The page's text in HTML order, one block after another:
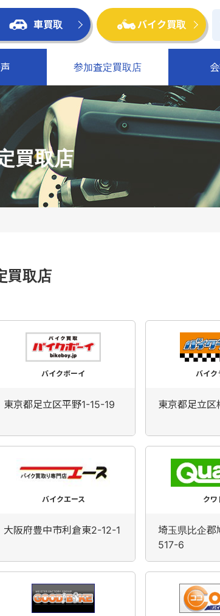
車買取 バイク買取
参加査定買取店
買取店
買取店
バイクボーイ
東京都足立区平野1-15-19
バイク
東京都足立
バイクエース
大阪府豊中市利倉東2-12-1
クワ
埼玉県比企郡
517-6